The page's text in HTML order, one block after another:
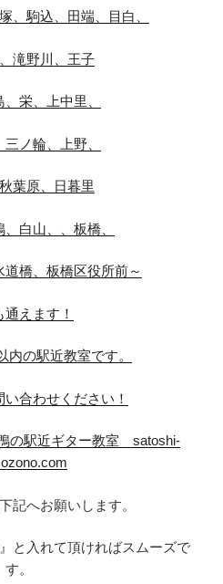
、駒込、田端、目白、
滝野川、王子
栄、上中里、
ノ輪、上野、
葉原、日暮里
白山、、板橋、
橋、板橋区役所前～
通えます！
内の駅近教室です。
合わせください！
の駅近ギター教室 satoshi-
記へお願いします。
と入れて頂ければスムーズで
す。